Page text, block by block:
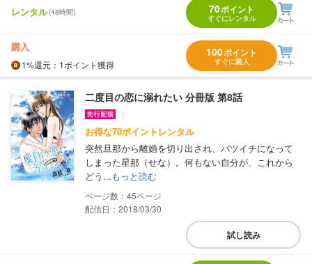
レンタル(48時間) 70ポイント
すぐにレンタル
購入
1%還元 ：1ポイント獲得
100ポイント
すぐに購入
二度目の恋に溺れたい 分冊版 第8話
お得な70ポイントレンタル
突然旦那から離婚を切り出され、バツイチになって
しまった星那（せな）。何もない自分が、これから
どう...もっと読む
45
配信日：2018/03/30
試し読み